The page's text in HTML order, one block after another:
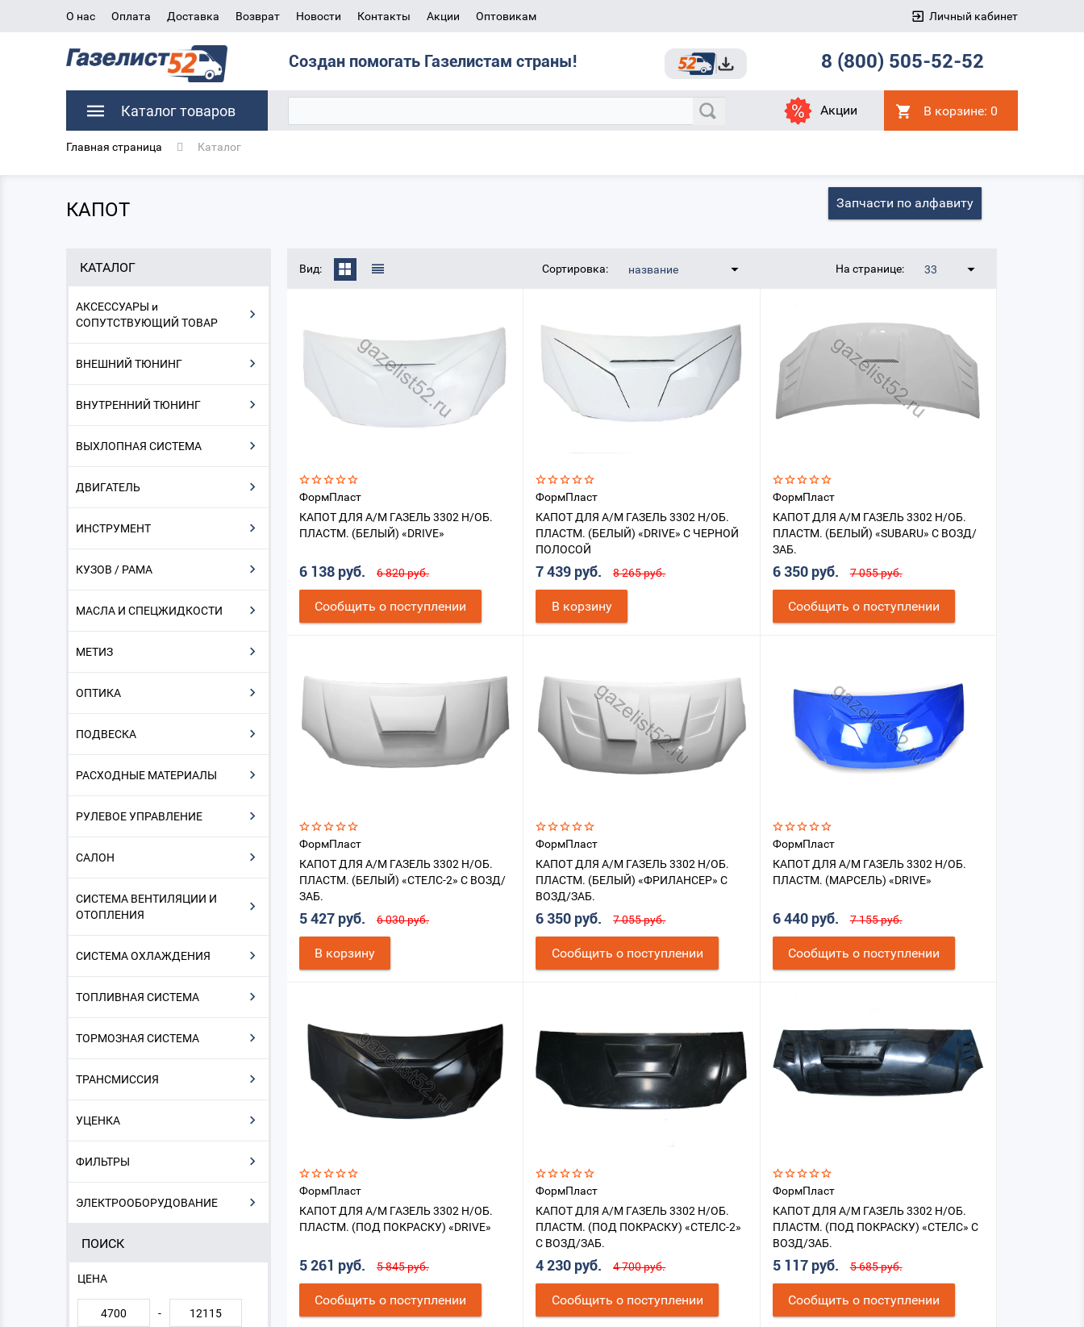
О нас Оплата Доставка Возврат Новости Контакты Акции Оптовикам Личный кабинет
Создан помогать Газелистам страны! 8 (800) 505-52-52
Каталог товаров Акции В корзине: 0
Главная страница Каталог
КАПОТ Запчасти по алфавиту
КАТАЛОГ
АКСЕССУАРЫ и
СОПУТСТВУЮЩИЙ ТОВАР
ВНЕШНИЙ ТЮНИНГ
ВНУТРЕННИЙ ТЮНИНГ
ВЫХЛОПНАЯ СИСТЕМА
ДВИГАТЕЛЬ
ИНСТРУМЕНТ
КУЗОВ / РАМА
МАСЛА И СПЕЦЖИДКОСТИ
МЕТИЗ
ОПТИКА
ПОДВЕСКА
РАСХОДНЫЕ МАТЕРИАЛЫ
РУЛЕВОЕ УПРАВЛЕНИЕ
САЛОН
СИСТЕМА ВЕНТИЛЯЦИИ И
ОТОПЛЕНИЯ
СИСТЕМА ОХЛАЖДЕНИЯ
ТОПЛИВНАЯ СИСТЕМА
ТОРМОЗНАЯ СИСТЕМА
ТРАНСМИССИЯ
УЦЕНКА
ФИЛЬТРЫ
ЭЛЕКТРООБОРУДОВАНИЕ
ПОИСК
ЦЕНА
-
Вид: Сортировка: название На странице: 33
ФормПласт
КАПОТ ДЛЯ А/М ГАЗЕЛЬ 3302 Н/ОБ.
ПЛАСТМ. (БЕЛЫЙ) «DRIVE»
6 138 руб. 6 820 руб.
Cообщить о поступлении
ФормПласт
КАПОТ ДЛЯ А/М ГАЗЕЛЬ 3302 Н/ОБ.
ПЛАСТМ. (БЕЛЫЙ) «DRIVE» С ЧЕРНОЙ
ПОЛОСОЙ
7 439 руб. 8 265 руб.
В корзину
ФормПласт
КАПОТ ДЛЯ А/М ГАЗЕЛЬ 3302 Н/ОБ.
ПЛАСТМ. (БЕЛЫЙ) «SUBARU» С ВОЗД/
ЗАБ.
6 350 руб. 7 055 руб.
Cообщить о поступлении
ФормПласт
КАПОТ ДЛЯ А/М ГАЗЕЛЬ 3302 Н/ОБ.
ПЛАСТМ. (БЕЛЫЙ) «СТЕЛС-2» С ВОЗД/
ЗАБ.
5 427 руб. 6 030 руб.
В корзину
ФормПласт
КАПОТ ДЛЯ А/М ГАЗЕЛЬ 3302 Н/ОБ.
ПЛАСТМ. (БЕЛЫЙ) «ФРИЛАНСЕР» С
ВОЗД/ЗАБ.
6 350 руб. 7 055 руб.
Cообщить о поступлении
ФормПласт
КАПОТ ДЛЯ А/М ГАЗЕЛЬ 3302 Н/ОБ.
ПЛАСТМ. (МАРСЕЛЬ) «DRIVE»
6 440 руб. 7 155 руб.
Cообщить о поступлении
ФормПласт
КАПОТ ДЛЯ А/М ГАЗЕЛЬ 3302 Н/ОБ.
ПЛАСТМ. (ПОД ПОКРАСКУ) «DRIVE»
5 261 руб. 5 845 руб.
Cообщить о поступлении
ФормПласт
КАПОТ ДЛЯ А/М ГАЗЕЛЬ 3302 Н/ОБ.
ПЛАСТМ. (ПОД ПОКРАСКУ) «СТЕЛС-2»
С ВОЗД/ЗАБ.
4 230 руб. 4 700 руб.
Cообщить о поступлении
ФормПласт
КАПОТ ДЛЯ А/М ГАЗЕЛЬ 3302 Н/ОБ.
ПЛАСТМ. (ПОД ПОКРАСКУ) «СТЕЛС» С
ВОЗД/ЗАБ.
5 117 руб. 5 685 руб.
Cообщить о поступлении